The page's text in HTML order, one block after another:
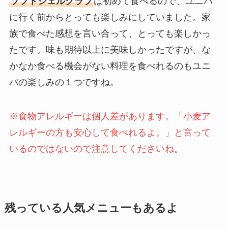
に行く前からとっても楽しみにしていました。家
族で食べた感想を言い合って、とっても楽しかっ
たです。味も期待以上に美味しかったですが、な
かなか食べる機会がない料理を食べれるのもユニ
バの楽しみの１つですね。
※食物アレルギーは個人差があります。「小麦ア
レルギーの方も安心して食べれるよ。」と言って
いるのではないので注意してくださいね。
残っている人気メニューもあるよ